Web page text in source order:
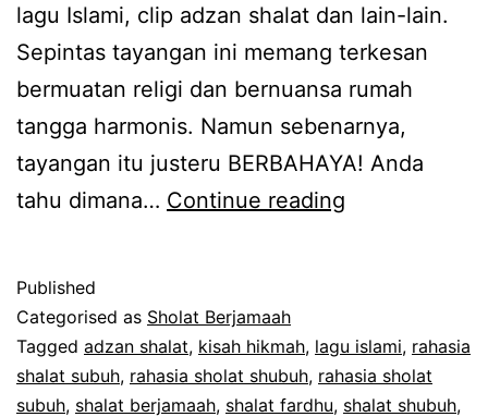
lagu Islami, clip adzan shalat dan lain-lain.
Sepintas tayangan ini memang terkesan
bermuatan religi dan bernuansa rumah
tangga harmonis. Namun sebenarnya,
tayangan itu justeru BERBAHAYA! Anda
tahu dimana… Continue reading
dan
Media
Published
Categorised as Sholat Berjamaah
Tagged adzan shalat, kisah hikmah, lagu islami, rahasia
shalat subuh, rahasia sholat shubuh, rahasia sholat
subuh, shalat berjamaah, shalat fardhu, shalat shubuh,